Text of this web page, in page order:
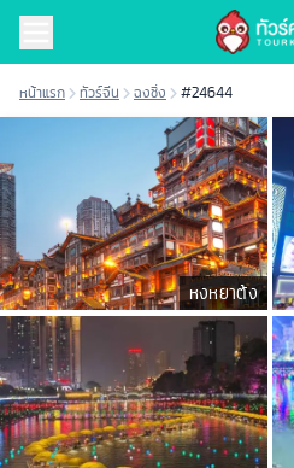
หน้าแรก ทัวร์จีน ฉงชิ่ง #24644
หงหยาต้ง